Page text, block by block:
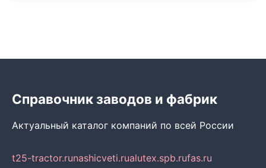
Справочник заводов и фабрик
Актуальный каталог компаний по всей России
t25-tractor.runashicveti.rualutex.spb.rufas.ru